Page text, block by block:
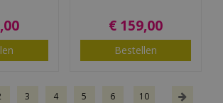
,00 € 159,00
Bestellen
3 4 5 6 10